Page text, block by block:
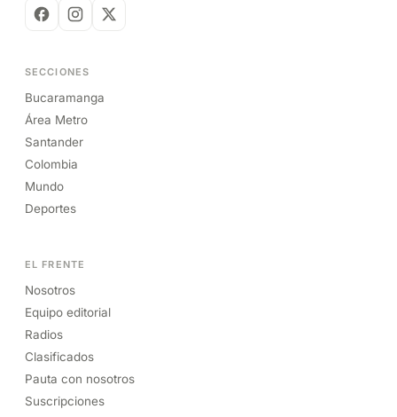
SECCIONES
Bucaramanga
Área Metro
Santander
Colombia
Mundo
Deportes
EL FRENTE
Nosotros
Equipo editorial
Radios
Clasificados
Pauta con nosotros
Suscripciones